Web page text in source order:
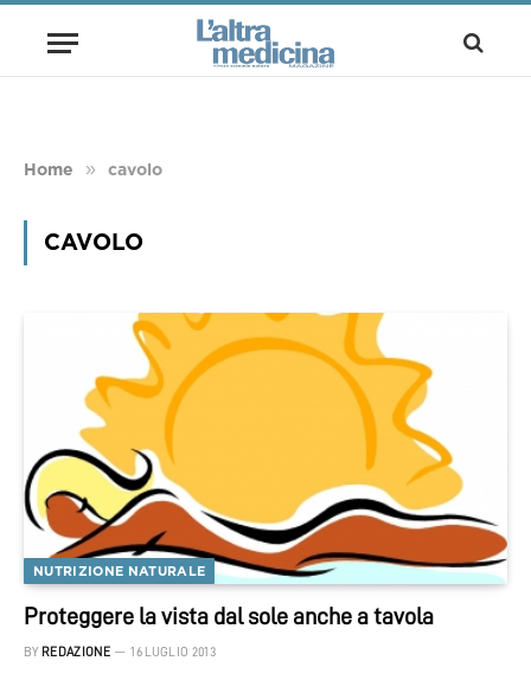
Home » cavolo
CAVOLO
NUTRIZIONE NATURALE
Proteggere la vista dal sole anche a tavola
BY REDAZIONE 16 LUGLIO 2013